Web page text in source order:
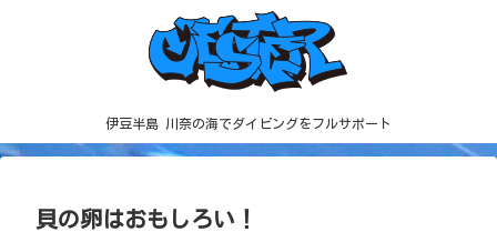
伊豆半島 川奈の海でダイビングをフルサポート
貝の卵はおもしろい！